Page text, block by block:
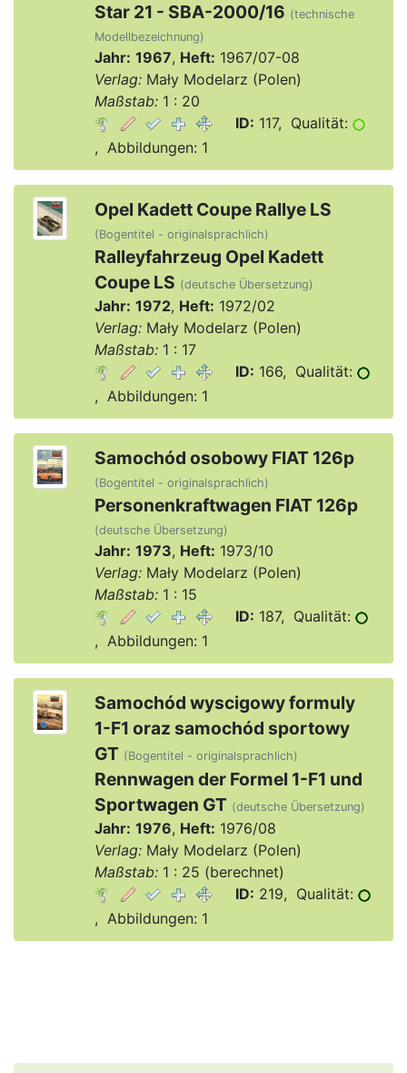
Star 21 - SBA-2000/16 (technische
Modellbezeichnung)
Jahr: 1967, Heft: 1967/07-08
Verlag:Mały Modelarz (Polen)
Maßstab:1 : 20
ID: 117, Qualität:
, Abbildungen: 1
Opel Kadett Coupe Rallye LS
(Bogentitel - originalsprachlich)
Ralleyfahrzeug Opel Kadett
Coupe LS (deutsche Übersetzung)
Jahr: 1972, Heft: 1972/02
Verlag:Mały Modelarz (Polen)
Maßstab:1 : 17
ID: 166, Qualität:
, Abbildungen: 1
Samochód osobowy FIAT 126p
(Bogentitel - originalsprachlich)
Personenkraftwagen FIAT 126p
(deutsche Übersetzung)
Jahr: 1973, Heft: 1973/10
Verlag:Mały Modelarz (Polen)
Maßstab:1 : 15
ID: 187, Qualität:
, Abbildungen: 1
Samochód wyscigowy formuly
1-F1 oraz samochód sportowy
GT (Bogentitel - originalsprachlich)
Rennwagen der Formel 1-F1 und
Sportwagen GT (deutsche Übersetzung)
Jahr: 1976, Heft: 1976/08
Verlag:Mały Modelarz (Polen)
Maßstab:1 : 25 (berechnet)
ID: 219, Qualität:
, Abbildungen: 1